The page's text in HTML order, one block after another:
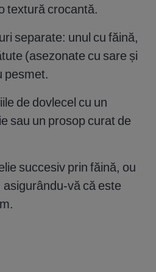
textură crocantă.
separate: unul cu făină,
(asezonate cu sare și
pesmet.
de dovlecel cu un
sau un prosop curat de
succesiv prin făină, ou
vă că este